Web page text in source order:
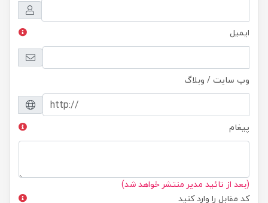
ایمیل
وب سایت / وبلاگ
پیغام
(بعد از تائید مدیر منتشر خواهد شد)
کد مقابل را وارد کنید